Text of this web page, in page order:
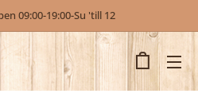
09:00-19:00-Su 'till 12